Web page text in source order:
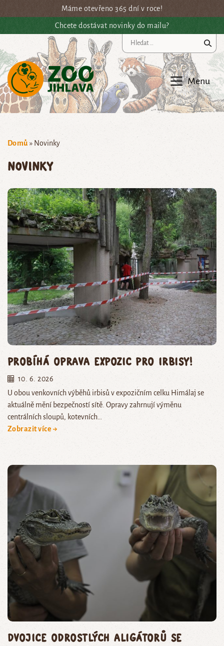
Přejít na hlavní obsahMáme otevřeno 365 dní v roce!
Chcete dostávat novinky do mailu?
Menu
Domů » Novinky
Novinky
Probíhá oprava expozic pro irbisy!
10. 6. 2026
U obou venkovních výběhů irbisů v expozičním celku Himálaj se
aktuálně mění bezpečností sítě. Opravy zahrnují výměnu
centrálních sloupů, kotevních…
Zobrazit více →
Dvojice odrostlých aligátorů se